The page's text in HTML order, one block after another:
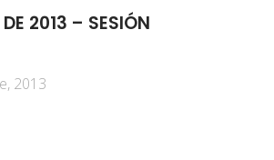
DE 2013 – SESIÓN
2013